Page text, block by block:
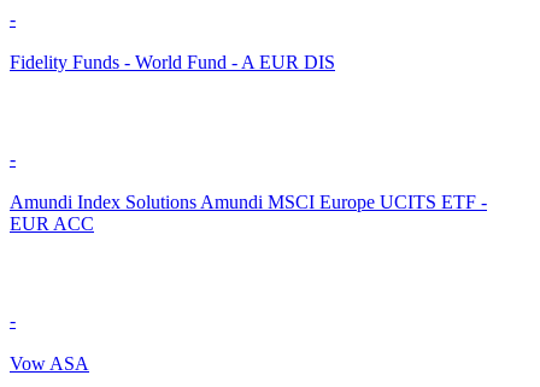
-
Fidelity Funds - World Fund - A EUR DIS
-
Amundi Index Solutions Amundi MSCI Europe UCITS ETF -
EUR ACC
-
Vow ASA